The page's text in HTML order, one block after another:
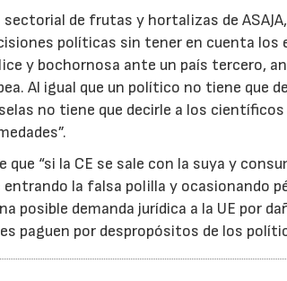
sectorial de frutas y hortalizas de
políticas sin tener en cuenta los
y bochornosa ante un país tercero,
Al igual que un político no tiene que
no tiene que decirle a los
que “si la CE se sale con la suya y
entrando la falsa polilla y ocasionando
posible demanda jurídica a la UE por
paguen por despropósitos de los